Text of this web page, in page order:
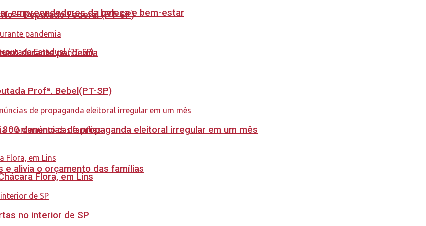
empreendedores da beleza e bem-estar
Profª. Bebel(PT-SP)
e alivia o orçamento das famílias
– Deputado Federal (PT-SP)
durante pandemia
denúncias de propaganda eleitoral irregular em um mês
Flora, em Lins
no interior de SP